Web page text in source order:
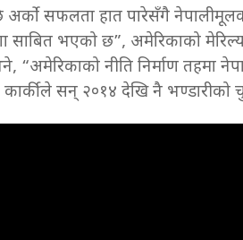
अर्को सफलता हात पारेसँगै
साबित भएको छ”, अमेरिकाको
“अमेरिकाको नीति निर्माण तहमा
सन् २०१४ देखि नै भण्डारीको